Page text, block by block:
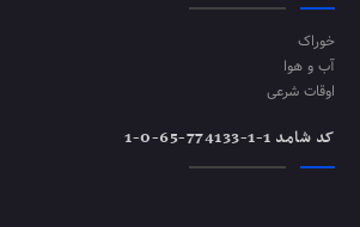
خوراک
آب و هوا
اوقات شرعی
کد شامد 1-1-774133-65-0-1